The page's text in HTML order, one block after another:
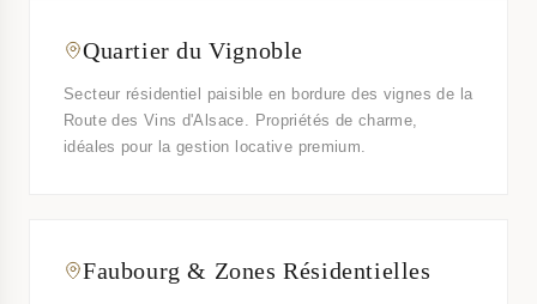
Quartier du Vignoble
Secteur résidentiel paisible en bordure des vignes de la
Route des Vins d'Alsace. Propriétés de charme,
idéales pour la gestion locative premium.
Faubourg & Zones Résidentielles